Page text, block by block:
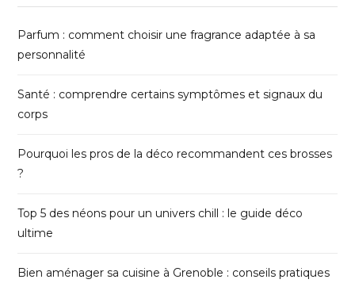
Parfum : comment choisir une fragrance adaptée à sa
personnalité
Santé : comprendre certains symptômes et signaux du
corps
Pourquoi les pros de la déco recommandent ces brosses
?
Top 5 des néons pour un univers chill : le guide déco
ultime
Bien aménager sa cuisine à Grenoble : conseils pratiques